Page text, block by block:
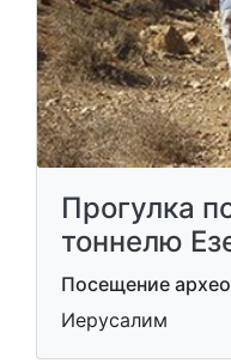
Прогулка
тоннелю
Посещение
Иерусалим